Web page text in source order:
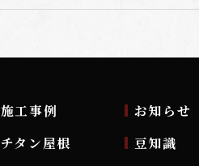
施工事例
チタン屋根
お知らせ
豆知識